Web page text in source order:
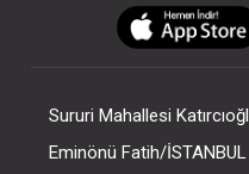
Sururi Mahallesi
Eminönü Fatih/İSTANBUL